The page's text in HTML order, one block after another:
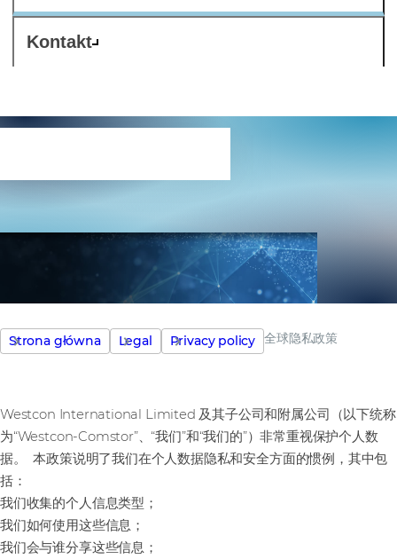
Kontakt
Strona główna Legal Privacy policy 全球隐私政策
Westcon International Limited 及其子公司和附属公司（以下统称
为“Westcon-Comstor”、“我们”和“我们的”）非常重视保护个人数
据。 本政策说明了我们在个人数据隐私和安全方面的惯例，其中包
括：
我们收集的个人信息类型；
我们如何使用这些信息；
我们会与谁分享这些信息；